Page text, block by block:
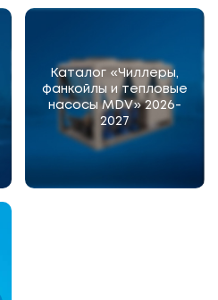
Каталог «Чиллеры,
фанкойлы и тепловые
насосы MDV» 2026-
2027